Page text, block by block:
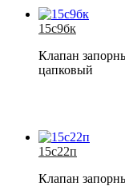
15с9бк
Клапан
цапковый
15с22п
Клапан